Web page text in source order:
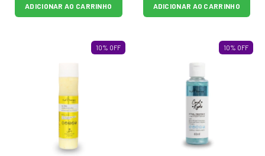
ADICIONAR AO CARRINHO ADICIONAR AO CARRINHO
10% OFF 10% OFF